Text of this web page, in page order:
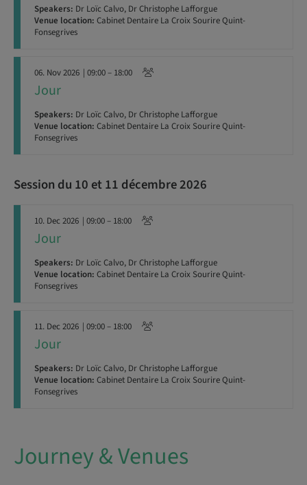
Speakers: Dr Loïc Calvo, Dr Christophe Lafforgue
Venue location: Cabinet Dentaire La Croix Sourire Quint-
Fonsegrives
06. Nov 2026 | 09:00 – 18:00
Jour
Speakers: Dr Loïc Calvo, Dr Christophe Lafforgue
Venue location: Cabinet Dentaire La Croix Sourire Quint-
Fonsegrives
Session du 10 et 11 décembre 2026
10. Dec 2026 | 09:00 – 18:00
Jour
Speakers: Dr Loïc Calvo, Dr Christophe Lafforgue
Venue location: Cabinet Dentaire La Croix Sourire Quint-
Fonsegrives
11. Dec 2026 | 09:00 – 18:00
Jour
Speakers: Dr Loïc Calvo, Dr Christophe Lafforgue
Venue location: Cabinet Dentaire La Croix Sourire Quint-
Fonsegrives
Journey & Venues